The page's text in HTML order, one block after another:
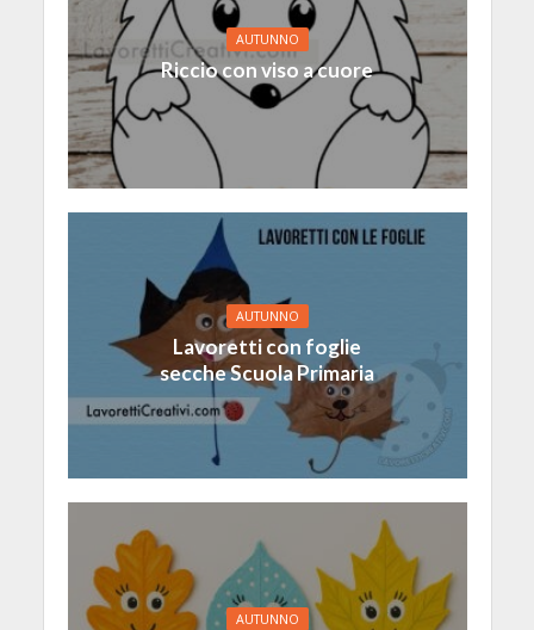
AUTUNNO
Riccio con viso a cuore
AUTUNNO
Lavoretti con foglie
secche Scuola Primaria
AUTUNNO